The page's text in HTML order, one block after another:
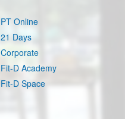
PT Online
21 Days
Corporate
Fit-D Academy
Fit-D Space